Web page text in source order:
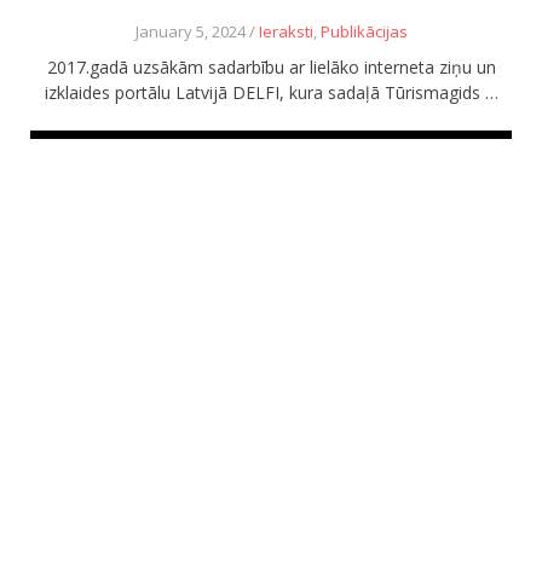
January 5, 2024 /Ieraksti Publikācijas
2017.gadā uzsākām sadarbību ar lielāko interneta ziņu un
izklaides portālu Latvijā DELFI, kura sadaļā Tūrismagids …